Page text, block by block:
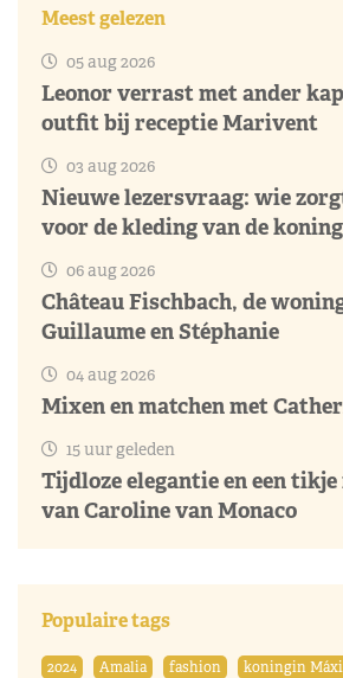
Meest gelezen
05 aug 2026
Leonor verrast met ander
outfit bij receptie Marivent
03 aug 2026
Nieuwe lezersvraag: wie
voor de kleding van de
06 aug 2026
Château Fischbach, de
Guillaume en Stéphanie
04 aug 2026
Mixen en matchen met
15 uur geleden
Tijdloze elegantie en een
van Caroline van Monaco
Populaire tags
2024 Amalia fashion koningin